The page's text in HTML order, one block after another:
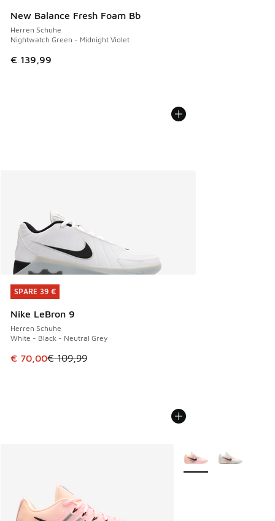
New Balance Fresh Foam Bb
Herren Schuhe
Nightwatch Green - Midnight Violet
€ 139,99
SPARE 39 €
Nike LeBron 9
Herren Schuhe
White - Black - Neutral Grey
Dieser Artikel ist im Sale. Der Preis ist von € 109,99 auf €
€ 70,00€ 109,99
SPARE 39 €
Weitere Farben